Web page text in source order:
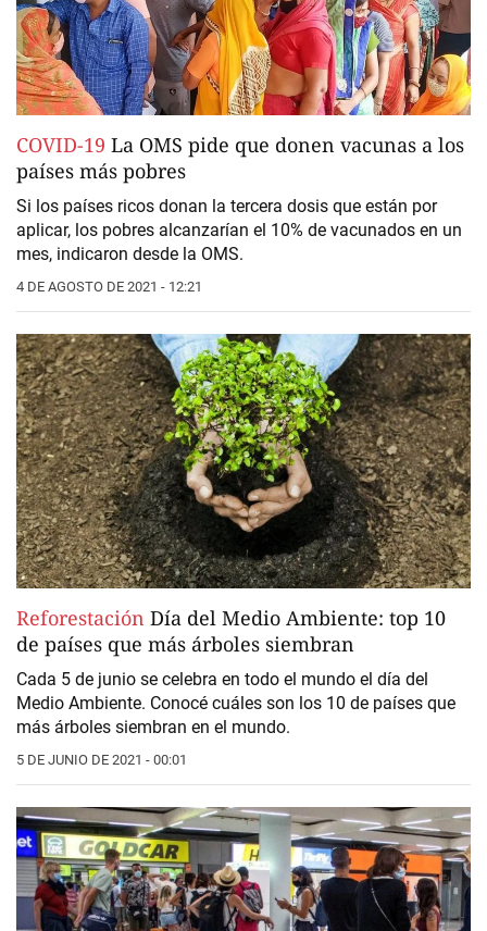
COVID-19 La OMS pide que donen vacunas a los
países más pobres
Si los países ricos donan la tercera dosis que están por
aplicar, los pobres alcanzarían el 10% de vacunados en un
mes, indicaron desde la OMS.
4 DE AGOSTO DE 2021 - 12:21
Reforestación Día del Medio Ambiente: top 10
de países que más árboles siembran
Cada 5 de junio se celebra en todo el mundo el día del
Medio Ambiente. Conocé cuáles son los 10 de países que
más árboles siembran en el mundo.
5 DE JUNIO DE 2021 - 00:01